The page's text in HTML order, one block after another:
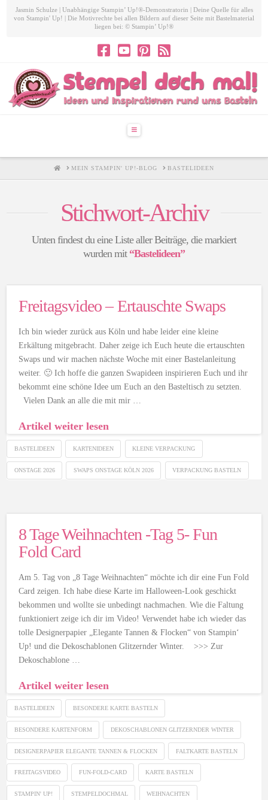
Jasmin Schulze | Unabhängige Stampin’ Up!®-Demonstratorin | Deine Quelle für alles
von Stampin' Up! | Die Motivrechte bei allen Bildern auf dieser Seite mit Bastelmaterial
liegen bei: © Stampin’ Up!®
Navigation
HOMEMEIN STAMPIN' UP!-BLOG BASTELIDEEN
Stichwort-Archiv
Unten findest du eine Liste aller Beiträge, die markiert
wurden mit “Bastelideen”
Freitagsvideo – Ertauschte Swaps
Ich bin wieder zurück aus Köln und habe leider eine kleine
Erkältung mitgebracht. Daher zeige ich Euch heute die ertauschten
Swaps und wir machen nächste Woche mit einer Bastelanleitung
weiter. 🙂 Ich hoffe die ganzen Swapideen inspirieren Euch und ihr
bekommt eine schöne Idee um Euch an den Basteltisch zu setzten.
Vielen Dank an alle die mit mir …
Artikel weiter lesen
BASTELIDEEN KARTENIDEEN KLEINE VERPACKUNG
ONSTAGE 2026 SWAPS ONSTAGE KÖLN 2026 VERPACKUNG BASTELN
8 Tage Weihnachten -Tag 5- Fun
Fold Card
Am 5. Tag von „8 Tage Weihnachten“ möchte ich dir eine Fun Fold
Card zeigen. Ich habe diese Karte im Halloween-Look geschickt
bekommen und wollte sie unbedingt nachmachen. Wie die Faltung
funktioniert zeige ich dir im Video! Verwendet habe ich wieder das
tolle Designerpapier „Elegante Tannen & Flocken“ von Stampin‘
Up! und die Dekoschablonen Glitzernder Winter. >>> Zur
Dekoschablone …
Artikel weiter lesen
BASTELIDEEN BESONDERE KARTE BASTELN
BESONDERE KARTENFORM DEKOSCHABLONEN GLITZERNDER WINTER
DESIGNERPAPIER ELEGANTE TANNEN & FLOCKEN FALTKARTE BASTELN
FREITAGSVIDEO FUN-FOLD-CARD KARTE BASTELN
STAMPIN' UP! STEMPELDOCHMAL WEIHNACHTEN